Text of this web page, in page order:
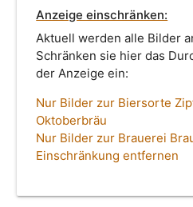
Anzeige einschränken:
Aktuell werden alle Bilder
Schränken sie hier das
der Anzeige ein:
Nur Bilder zur Biersorte
Oktoberbräu
Nur Bilder zur Brauerei
Einschränkung entfernen